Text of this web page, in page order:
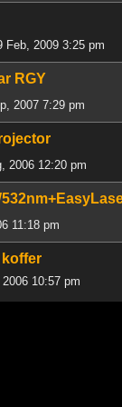
Feb, 2009 3:25 pm
RGY
2007 7:29 pm
2006 12:20 pm
11:18 pm
10:57 pm